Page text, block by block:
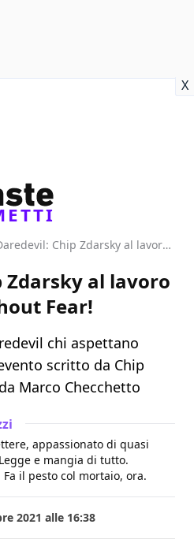
X
Daredevil: Chip Zdarsky al lavoro su Woman Without Fear!
Zdarsky al lavoro
Fear!
chi aspettano
scritto da Chip
Marco Checchetto
appassionato di quasi
e mangia di tutto.
il pesto col mortaio, ora.
2021 alle 16:38